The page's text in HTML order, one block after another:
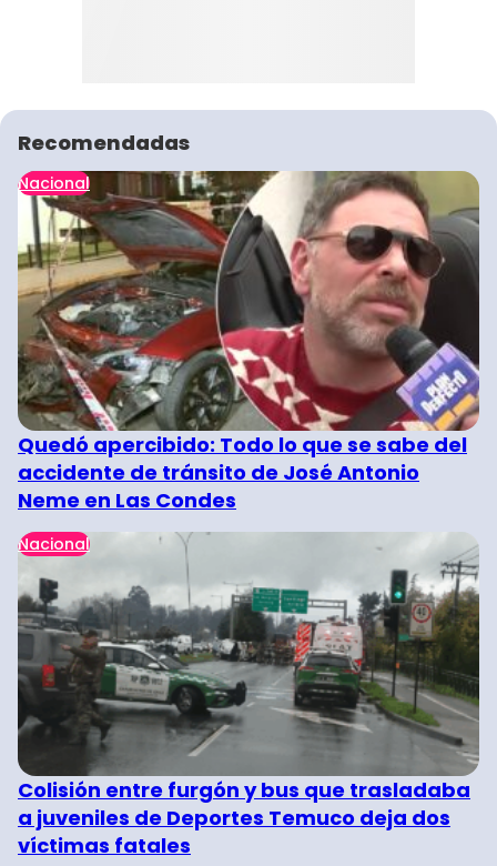
Recomendadas
Nacional
Quedó apercibido: Todo lo que se sabe del
accidente de tránsito de José Antonio
Neme en Las Condes
Nacional
Colisión entre furgón y bus que trasladaba
a juveniles de Deportes Temuco deja dos
víctimas fatales